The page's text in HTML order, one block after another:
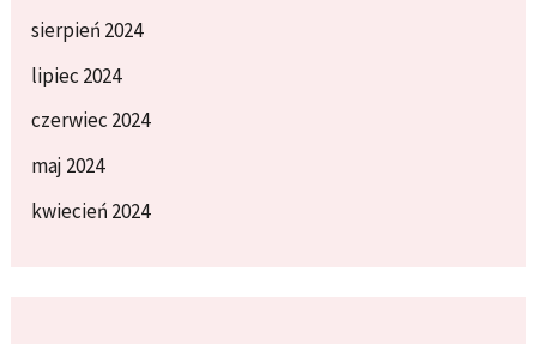
sierpień 2024
lipiec 2024
czerwiec 2024
maj 2024
kwiecień 2024